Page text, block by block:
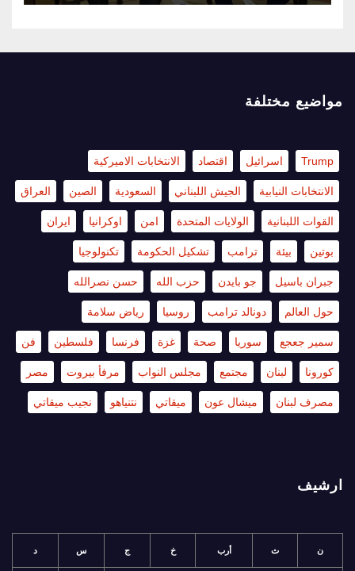
مواضيع مختلفة
Trump اسرائيل اقتصاد الانتخابات الاميركية
الانتخابات النيابية الجيش اللبناني السعودية الصين العراق
القوات اللبنانية الولايات المتحدة امن اوكرانيا ايران
بوتين بيئة ترامب تشكيل الحكومة تكنولوجيا
جبران باسيل جو بايدن حزب الله حسن نصرالله
حول العالم دونالد ترامب روسيا رياض سلامة
سمير جعجع سوريا صحة غزة فرنسا فلسطين فن
كورونا لبنان مجتمع مجلس النواب مرفأ بيروت مصر
مصرف لبنان ميشال عون ميقاتي نتنياهو نجيب ميقاتي
ارشيف
ن ث أرب خ ج س د